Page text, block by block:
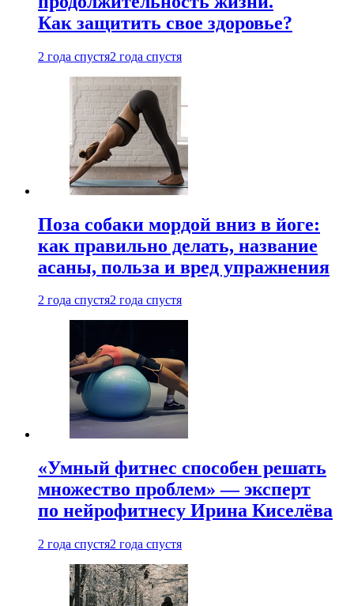
Как защитить свое здоровье?
2 года спустя2 года спустя
Поза собаки мордой вниз в йоге:
как правильно делать, название
асаны, польза и вред упражнения
2 года спустя2 года спустя
«Умный фитнес способен решать
множество проблем» — эксперт
по нейрофитнесу Ирина Киселёва
2 года спустя2 года спустя